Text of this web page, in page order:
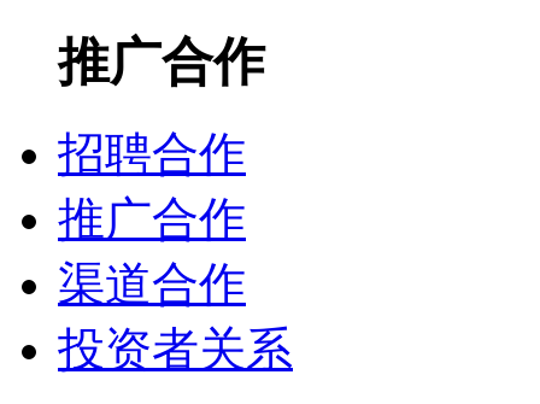
推广合作
招聘合作
推广合作
渠道合作
投资者关系